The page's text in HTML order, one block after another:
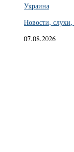
Украина
Новости,
07.08.2026